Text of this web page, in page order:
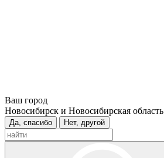
Ваш город
Новосибирск и Новосибирская область
Да, спасибо Нет, другой